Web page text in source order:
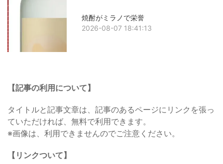
焼酎がミラノで栄誉
2026-08-07 18:41:13
【記事の利用について】
タイトルと記事文章は、記事のあるページにリンクを張っ
ていただければ、無料で利用できます。
※画像は、利用できませんのでご注意ください。
【リンクついて】